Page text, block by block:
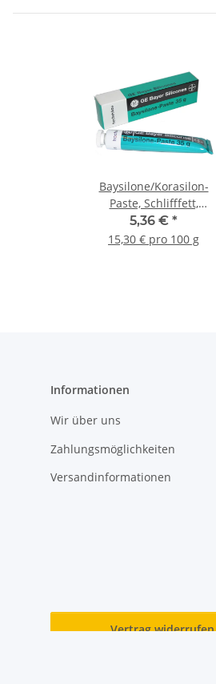
Baysilone/Korasilon-
Paste, Schlifffett,
hochviskos, 35 g
5,36 € *
15,30 € pro 100 g
Informationen
Wir über uns
Zahlungsmöglichkeiten
Versandinformationen
Vertrag widerrufen